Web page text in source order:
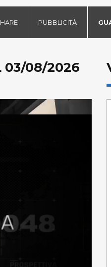
PUBBLICITÀ
03/08/2026